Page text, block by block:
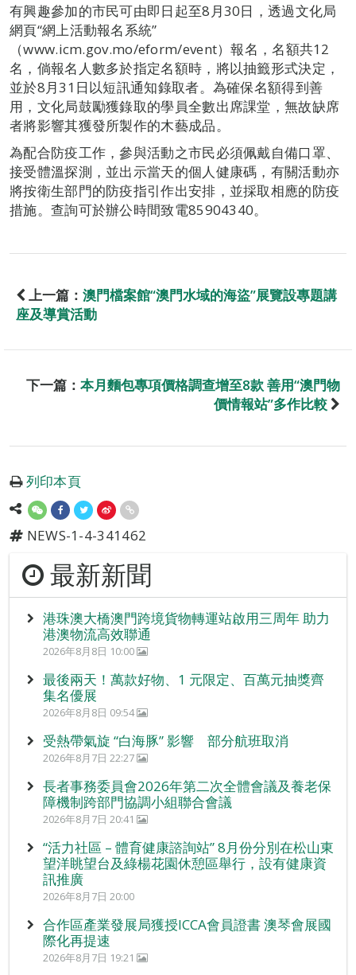
有興趣參加的市民可由即日起至8月30日，透過文化局
網頁“網上活動報名系統”
（www.icm.gov.mo/eform/event）報名，名額共12
名，倘報名人數多於指定名額時，將以抽籤形式決定，
並於8月31日以短訊通知錄取者。為確保名額得到善
用，文化局鼓勵獲錄取的學員全數出席課堂，無故缺席
者將影響其獲發所製作的木藝成品。
為配合防疫工作，參與活動之市民必須佩戴自備口罩、
接受體溫探測，並出示當天的個人健康碼，有關活動亦
將按衛生部門的防疫指引作出安排，並採取相應的防疫
措施。查詢可於辦公時間致電85904340。
上一篇： 澳門檔案館“澳門水域的海盜”展覽設專題講
座及導賞活動
下一篇： 本月麵包專項價格調查增至8款 善用“澳門物
價情報站”多作比較
列印本頁
NEWS-1-4-341462
最新新聞
港珠澳大橋澳門跨境貨物轉運站啟用三周年 助力
港澳物流高效聯通
2026年8月8日 10:00
最後兩天！萬款好物、1 元限定、百萬元抽獎齊
集名優展
2026年8月8日 09:54
受熱帶氣旋 “白海豚” 影響 部分航班取消
2026年8月7日 22:27
長者事務委員會2026年第二次全體會議及養老保
障機制跨部門協調小組聯合會議
2026年8月7日 20:41
“活力社區 – 體育健康諮詢站” 8月份分別在松山東
望洋眺望台及綠楊花園休憩區舉行，設有健康資
訊推廣
2026年8月7日 20:00
合作區產業發展局獲授ICCA會員證書 澳琴會展國
際化再提速
2026年8月7日 19:21